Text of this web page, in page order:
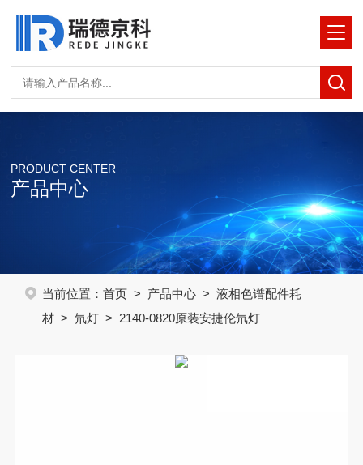
PRODUCT CENTER
产品中心
当前位置： 首页> 产品中心> 液相色谱配件耗
材> 氘灯> 2140-0820原装安捷伦氘灯